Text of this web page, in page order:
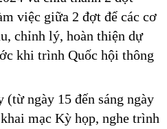
việc giữa 2 đợt để các cơ
chỉnh lý, hoàn thiện dự
khi trình Quốc hội thông
ngày 15 đến sáng ngày
mạc Kỳ họp, nghe trình